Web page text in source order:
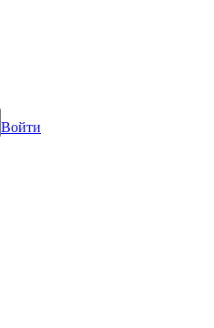
Войти